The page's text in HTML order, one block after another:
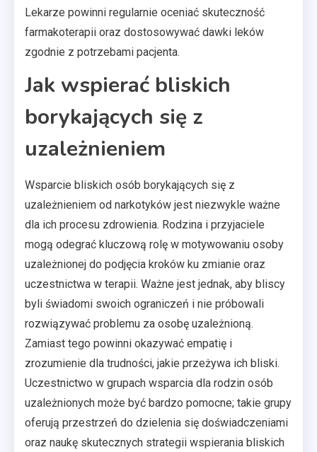
Lekarze powinni regularnie oceniać skuteczność
farmakoterapii oraz dostosowywać dawki leków
zgodnie z potrzebami pacjenta.
Jak wspierać bliskich
borykających się z
uzależnieniem
Wsparcie bliskich osób borykających się z
uzależnieniem od narkotyków jest niezwykle ważne
dla ich procesu zdrowienia. Rodzina i przyjaciele
mogą odegrać kluczową rolę w motywowaniu osoby
uzależnionej do podjęcia kroków ku zmianie oraz
uczestnictwa w terapii. Ważne jest jednak, aby bliscy
byli świadomi swoich ograniczeń i nie próbowali
rozwiązywać problemu za osobę uzależnioną.
Zamiast tego powinni okazywać empatię i
zrozumienie dla trudności, jakie przeżywa ich bliski.
Uczestnictwo w grupach wsparcia dla rodzin osób
uzależnionych może być bardzo pomocne; takie grupy
oferują przestrzeń do dzielenia się doświadczeniami
oraz naukę skutecznych strategii wspierania bliskich